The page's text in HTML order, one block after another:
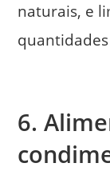
naturais, e
6.